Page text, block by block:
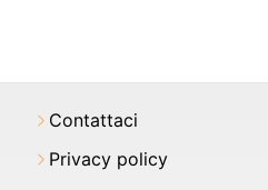
Contattaci
Privacy policy